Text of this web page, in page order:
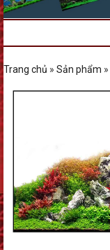
Trang chủ » Sản phẩm »